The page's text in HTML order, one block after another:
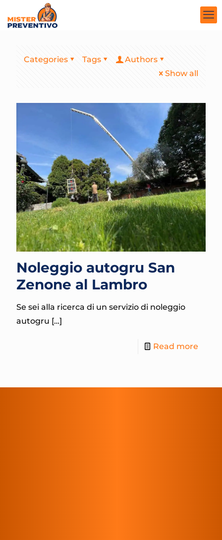
Categories Tags
Authors
Show all
Noleggio autogru San
Zenone al Lambro
Se sei alla ricerca di un servizio di noleggio
autogru […]
Read more